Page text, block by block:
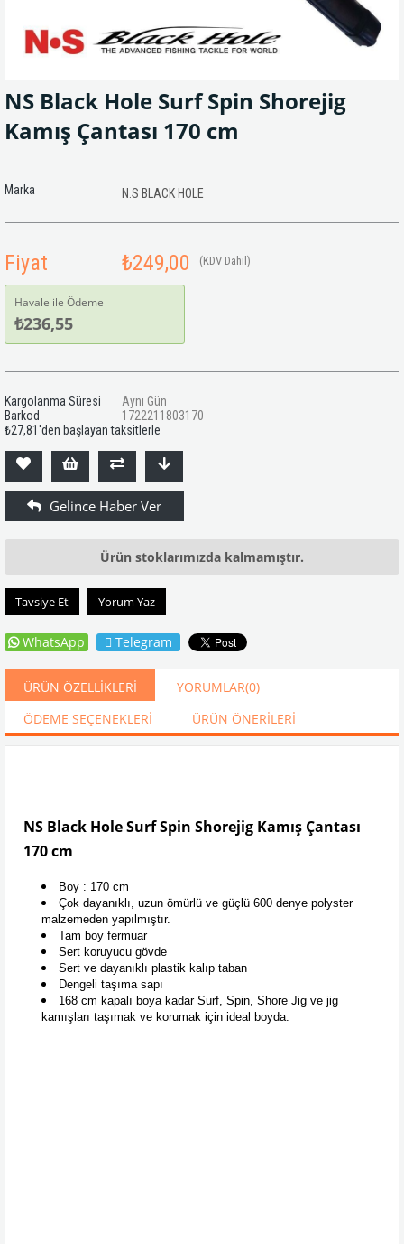
NS Black Hole Surf Spin Shorejig
Kamış Çantası 170 cm
Marka N.S BLACK HOLE
Fiyat ₺249,00 (KDV Dahil)
Havale ile Ödeme
₺236,55
Kargolanma Süresi
Aynı Gün
Barkod
1722211803170
₺27,81'den başlayan taksitlerle
Ürün stoklarımızda kalmamıştır.
Tavsiye Et Yorum Yaz
WhatsApp Telegram
ÜRÜN ÖZELLIKLERI YORUMLAR(0)
ÖDEME SEÇENEKLERI
ÜRÜN ÖNERILERI
NS Black Hole Surf Spin Shorejig Kamış Çantası
170 cm
Boy : 170 cm
Çok dayanıklı, uzun ömürlü ve güçlü 600 denye polyster
malzemeden yapılmıştır.
Tam boy fermuar
Sert koruyucu gövde
Sert ve dayanıklı plastik kalıp taban
Dengeli taşıma sapı
168 cm kapalı boya kadar Surf, Spin, Shore Jig ve jig
kamışları taşımak ve korumak için ideal boyda.